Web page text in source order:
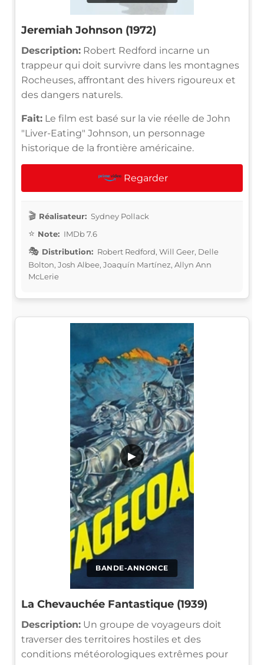
Jeremiah Johnson (1972)
Description: Robert Redford incarne un
trappeur qui doit survivre dans les montagnes
Rocheuses, affrontant des hivers rigoureux et
des dangers naturels.
Fait: Le film est basé sur la vie réelle de John
"Liver-Eating" Johnson, un personnage
historique de la frontière américaine.
Regarder
Réalisateur: Sydney Pollack
Note: IMDb 7.6
Distribution: Robert Redford, Will Geer, Delle
Bolton, Josh Albee, Joaquín Martínez, Allyn Ann
McLerie
BANDE-ANNONCE
▶
La Chevauchée Fantastique (1939)
Description: Un groupe de voyageurs doit
traverser des territoires hostiles et des
conditions météorologiques extrêmes pour